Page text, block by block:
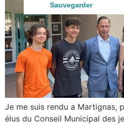
Je me suis rendu a Martignas,
élus du Conseil Municipal des
Sauvegarder